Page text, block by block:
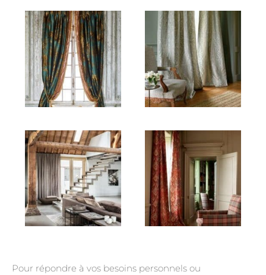
Pour répondre à vos besoins personnels ou